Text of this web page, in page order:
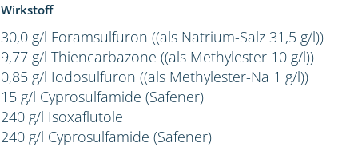
Wirkstoff
30,0 g/l Foramsulfuron ((als Natrium-Salz 31,5 g/l))
9,77 g/l Thiencarbazone ((als Methylester 10 g/l))
0,85 g/l Iodosulfuron ((als Methylester-Na 1 g/l))
15 g/l Cyprosulfamide (Safener)
240 g/l Isoxaflutole
240 g/l Cyprosulfamide (Safener)